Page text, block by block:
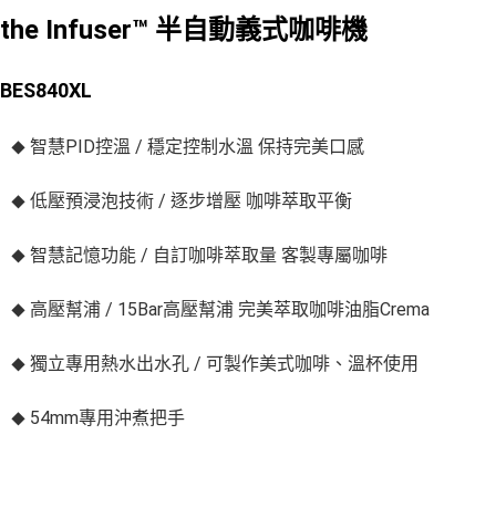
the Infuser™ 半自動義式咖啡機
BES840XL
◆ 智慧PID控溫 / 穩定控制水溫 保持完美口感
◆ 低壓預浸泡技術 / 逐步增壓 咖啡萃取平衡
◆ 智慧記憶功能 / 自訂咖啡萃取量 客製專屬咖啡
◆ 高壓幫浦 / 15Bar高壓幫浦 完美萃取咖啡油脂Crema
◆ 獨立專用熱水出水孔 / 可製作美式咖啡、溫杯使用
◆ 54mm專用沖煮把手